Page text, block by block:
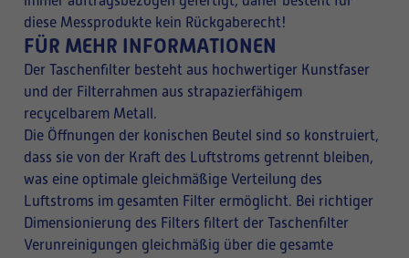
diese Messprodukte kein Rückgaberecht!
FÜR MEHR INFORMATIONEN
Der Taschenfilter besteht aus hochwertiger Kunstfaser
und der Filterrahmen aus strapazierfähigem
recycelbarem Metall.
Die Öffnungen der konischen Beutel sind so konstruiert,
dass sie von der Kraft des Luftstroms getrennt bleiben,
was eine optimale gleichmäßige Verteilung des
Luftstroms im gesamten Filter ermöglicht. Bei richtiger
Dimensionierung des Filters filtert der Taschenfilter
Verunreinigungen gleichmäßig über die gesamte